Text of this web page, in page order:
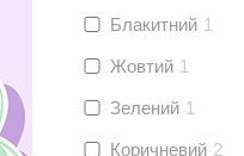
Блакитний 1
Жовтий 1
Зелений 1
Коричневий 2